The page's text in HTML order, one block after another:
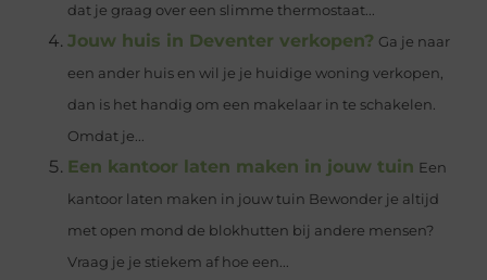
dat je graag over een slimme thermostaat...
Jouw huis in Deventer verkopen? Ga je naar
een ander huis en wil je je huidige woning verkopen,
dan is het handig om een makelaar in te schakelen.
Omdat je...
Een kantoor laten maken in jouw tuin Een
kantoor laten maken in jouw tuin Bewonder je altijd
met open mond de blokhutten bij andere mensen?
Vraag je je stiekem af hoe een...